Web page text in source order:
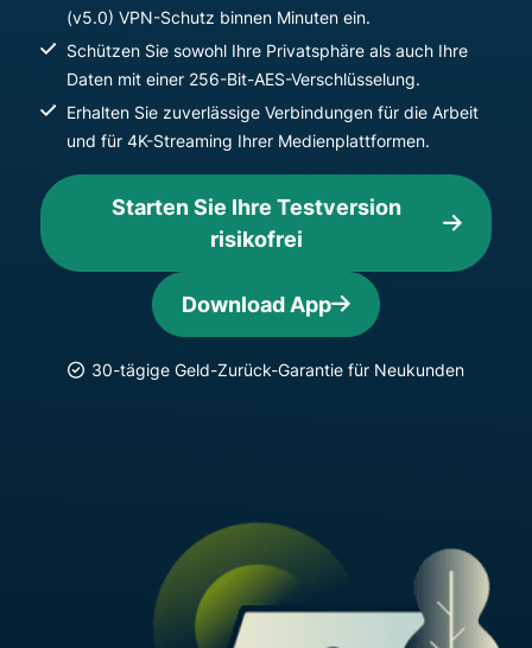
(v5.0) VPN-Schutz binnen Minuten ein.
Schützen Sie sowohl Ihre Privatsphäre als auch Ihre
Daten mit einer 256-Bit-AES-Verschlüsselung.
Erhalten Sie zuverlässige Verbindungen für die Arbeit
und für 4K-Streaming Ihrer Medienplattformen.
Starten Sie Ihre Testversion
risikofrei
Download App
30-tägige Geld-Zurück-Garantie für Neukunden